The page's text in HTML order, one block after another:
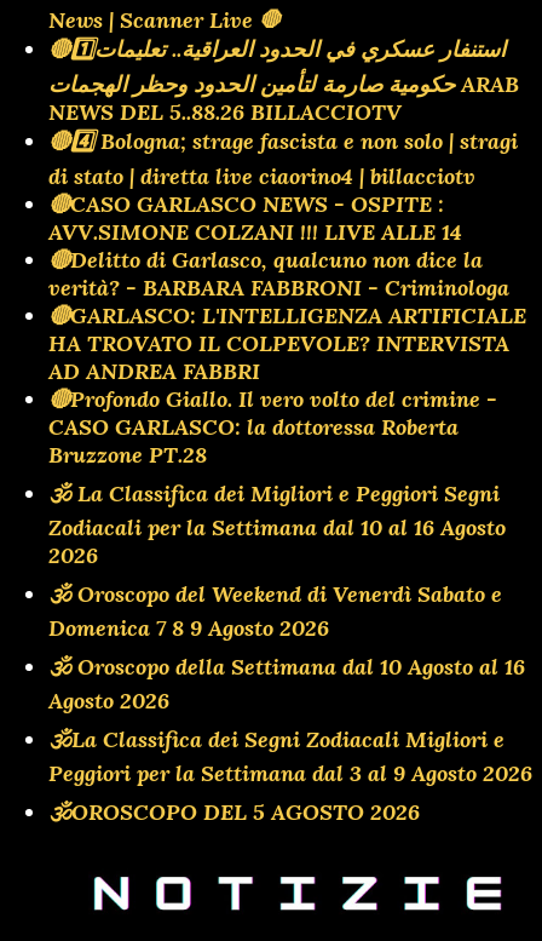
News | Scanner Live 🛑
🔴1️⃣استنفار عسكري في الحدود العراقية.. تعليمات
حكومية صارمة لتأمين الحدود وحظر الهجمات ARAB
NEWS DEL 5..88.26 BILLACCIOTV
🔴4️⃣ Bologna; strage fascista e non solo | stragi
di stato | diretta live ciaorino4 | billacciotv
🔴CASO GARLASCO NEWS - OSPITE :
AVV.SIMONE COLZANI !!! LIVE ALLE 14
🔴Delitto di Garlasco, qualcuno non dice la
verità? - BARBARA FABBRONI - Criminologa
🔴GARLASCO: L'INTELLIGENZA ARTIFICIALE
HA TROVATO IL COLPEVOLE? INTERVISTA
AD ANDREA FABBRI
🔴Profondo Giallo. Il vero volto del crimine -
CASO GARLASCO: la dottoressa Roberta
Bruzzone PT.28
🕉 La Classifica dei Migliori e Peggiori Segni
Zodiacali per la Settimana dal 10 al 16 Agosto
2026
🕉 Oroscopo del Weekend di Venerdì Sabato e
Domenica 7 8 9 Agosto 2026
🕉 Oroscopo della Settimana dal 10 Agosto al 16
Agosto 2026
🕉La Classifica dei Segni Zodiacali Migliori e
Peggiori per la Settimana dal 3 al 9 Agosto 2026
🕉OROSCOPO DEL 5 AGOSTO 2026